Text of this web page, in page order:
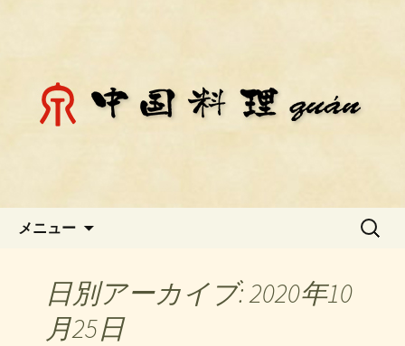
「チェン」のお知らせ
メニュー
検
日別アーカイブ: 2020年10
月25日